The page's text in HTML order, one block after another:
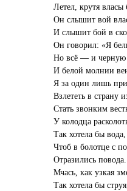
Летел, крутя власы
Он слышит вой
И слышит бой в
Он говорил: «Я
Но всё — и
И белой молнии
Я за один лишь
Взлететь в страну
Стать звонким
У колодца
Так хотела бы вода,
Чтоб в болотце с
Отразились повода.
Мчась, как узкая
Так хотела бы струя,